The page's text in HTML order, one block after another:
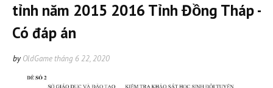
tỉnh năm 2015 2016 Tỉnh Đồng Tháp -
Có đáp án
by OldGame tháng 6 22, 2020